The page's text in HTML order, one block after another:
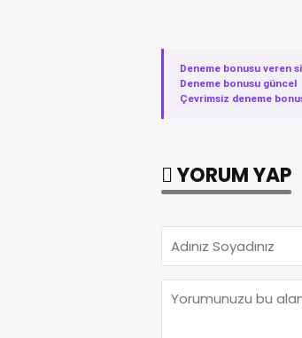
Deneme bonusu veren
Deneme bonusu güncel
Çevrimsiz deneme
YORUM YAP